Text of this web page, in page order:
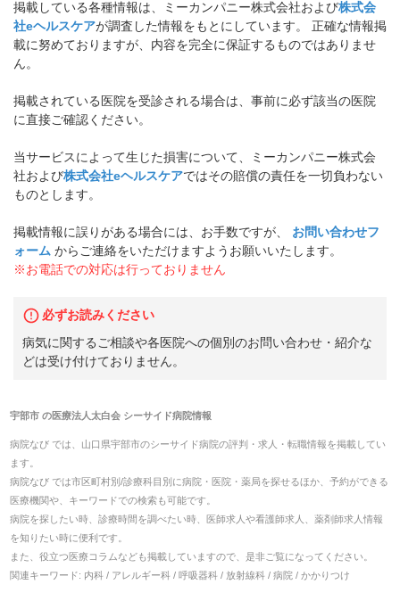
掲載している各種情報は、ミーカンパニー株式会社および株式会
社eヘルスケアが調査した情報をもとにしています。 正確な情報掲
載に努めておりますが、内容を完全に保証するものではありませ
ん。
掲載されている医院を受診される場合は、事前に必ず該当の医院
に直接ご確認ください。
当サービスによって生じた損害について、ミーカンパニー株式会
社および株式会社eヘルスケアではその賠償の責任を一切負わない
ものとします。
掲載情報に誤りがある場合には、お手数ですが、
お問い合わせフ
ォーム からご連絡をいただけますようお願いいたします。
※お電話での対応は行っておりません
必ずお読みください
病気に関するご相談や各医院への個別のお問い合わせ・紹介な
どは受け付けておりません。
宇部市の医療法人太白会 シーサイド病院情報
病院なび では、 山口県宇部市のシーサイド病院の評判・求人・転職情報を掲載してい
ます。
病院なび では市区町村別/診療科目別に病院・医院・薬局を探せるほか、予約ができる
医療機関や、キーワードでの検索も可能です。
病院を探したい時、診療時間を調べたい時、医師求人や看護師求人、薬剤師求人情報
を知りたい時に便利です。
また、役立つ医療コラムなども掲載していますので、是非ご覧になってください。
関連キーワード: 内科 / アレルギー科 / 呼吸器科 / 放射線科 / 病院 / かかりつけ